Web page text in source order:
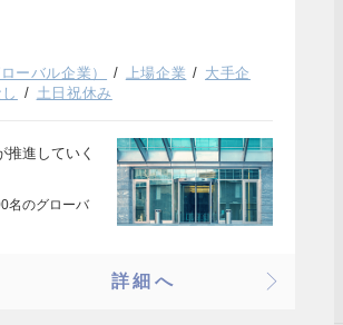
ーバル企業） 上場企業
大手企
土日祝休み
推進していく
名のグローバ
詳細へ